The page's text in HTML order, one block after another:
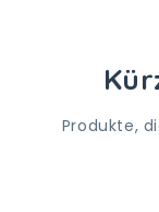
Produkte,